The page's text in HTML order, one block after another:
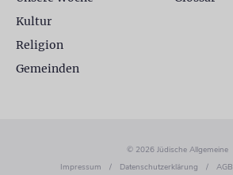
Kultur
Religion
Gemeinden
© 2026 Jüdische Allgemeine
Impressum
/ Datenschutzerklärung / AGB